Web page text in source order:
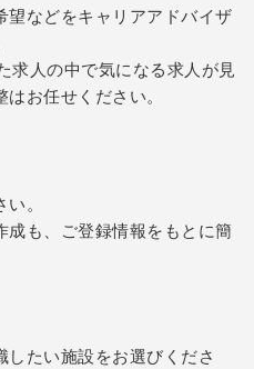
望などをキャリアアドバイザ
求人の中で気になる求人が見
お任せください。
。
成も、ご登録情報をもとに簡
したい施設をお選びくださ